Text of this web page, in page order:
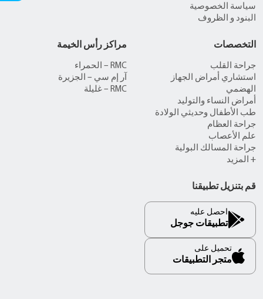
سياسة الخصوصية
البنود و الظروف
التخصصات
جراحة القلب
استشاري أمراض الجهاز
الهضمي
أمراض النساء والتوليد
طب الأطفال وحديثي الولادة
جراحة العظام
علم الأعصاب
جراحة المسالك البولية
+ المزيد
مراكز رأس الخيمة
RMC – الحمراء
آر إم سي – الجزيرة
RMC – غليلة
قم بتنزيل تطبيقنا
احصل عليه
تطبيقات جوجل
تحميل على
متجر التطبيقات